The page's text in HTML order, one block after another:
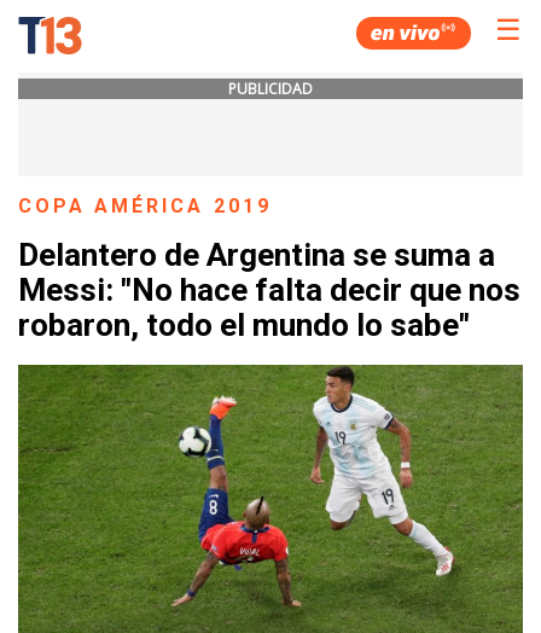
☰
PUBLICIDAD
COPA AMÉRICA 2019
Delantero de Argentina se suma a
Messi: "No hace falta decir que nos
robaron, todo el mundo lo sabe"